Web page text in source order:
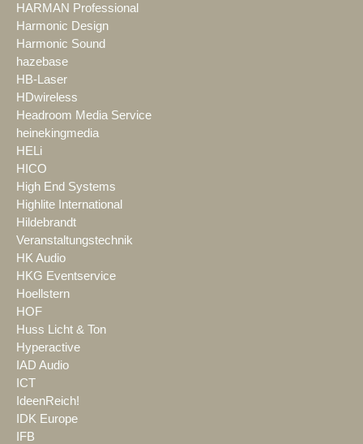
HARMAN Professional
Harmonic Design
Harmonic Sound
hazebase
HB-Laser
HDwireless
Headroom Media Service
heinekingmedia
HELi
HICO
High End Systems
Highlite International
Hildebrandt
Veranstaltungstechnik
HK Audio
HKG Eventservice
Hoellstern
HOF
Huss Licht & Ton
Hyperactive
IAD Audio
ICT
IdeenReich!
IDK Europe
IFB